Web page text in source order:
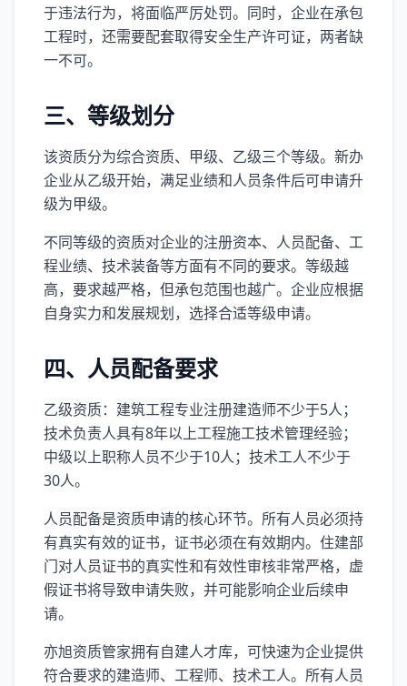
于违法行为，将面临严厉处罚。同时，企业在承包
工程时，还需要配套取得安全生产许可证，两者缺
一不可。
三、等级划分
该资质分为综合资质、甲级、乙级三个等级。新办
企业从乙级开始，满足业绩和人员条件后可申请升
级为甲级。
不同等级的资质对企业的注册资本、人员配备、工
程业绩、技术装备等方面有不同的要求。等级越
高，要求越严格，但承包范围也越广。企业应根据
自身实力和发展规划，选择合适等级申请。
四、人员配备要求
乙级资质：建筑工程专业注册建造师不少于5人；
技术负责人具有8年以上工程施工技术管理经验；
中级以上职称人员不少于10人；技术工人不少于
30人。
人员配备是资质申请的核心环节。所有人员必须持
有真实有效的证书，证书必须在有效期内。住建部
门对人员证书的真实性和有效性审核非常严格，虚
假证书将导致申请失败，并可能影响企业后续申
请。
亦旭资质管家拥有自建人才库，可快速为企业提供
符合要求的建造师、工程师、技术工人。所有人员